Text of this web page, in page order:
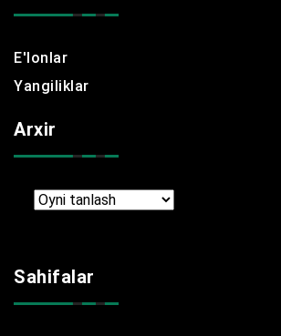
E'lonlar
Yangiliklar
Arxir
Arxir
Sahifalar